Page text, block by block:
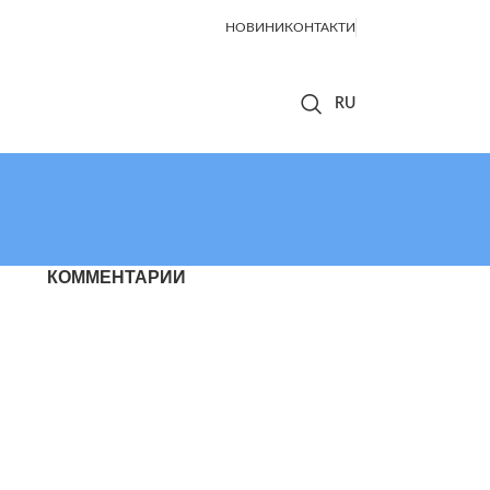
НОВИНИКОНТАКТИ
КОММЕНТАРИИ